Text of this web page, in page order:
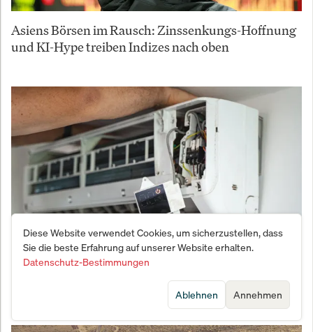
Asiens Börsen im Rausch: Zinssenkungs-Hoffnung
und KI-Hype treiben Indizes nach oben
Hitzewelle befeuert Klimaanlagen-Boom: Diese 4
Aktien könnten sich verdoppeln
Diese Website verwendet Cookies, um sicherzustellen, dass
Sie die beste Erfahrung auf unserer Website erhalten.
Datenschutz-Bestimmungen
Annehmen
Ablehnen